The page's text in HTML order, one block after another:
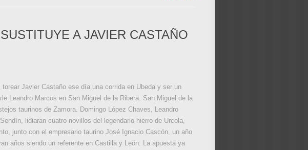
A JAVIER CASTAÑO
Javier Castaño ese día una corrida en Ubeda y ser un
Leandro Marcos en San Miguel de la Ribera. San Miguel de la
taurinos de Zamora. Domingo López Chaves, Leandro
lidiaran cuatro novillos del legendario hierro de Urcola,
junto con el empresario taurino José Ignacio Cascón, un año
años siendo un referente en Castilla y León. La apuesta ya